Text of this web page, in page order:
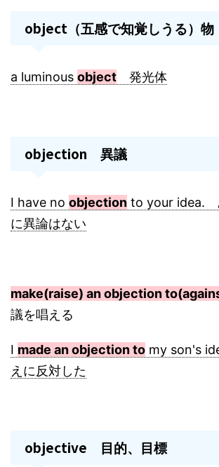
object （五感で知覚しうる）物
a luminous object 発光体
objection 異議
I have no objection to your idea.
に異論はない
make(raise) an objection
議を唱える
I made an objection to my son's
えに反対した
objective 目的、目標